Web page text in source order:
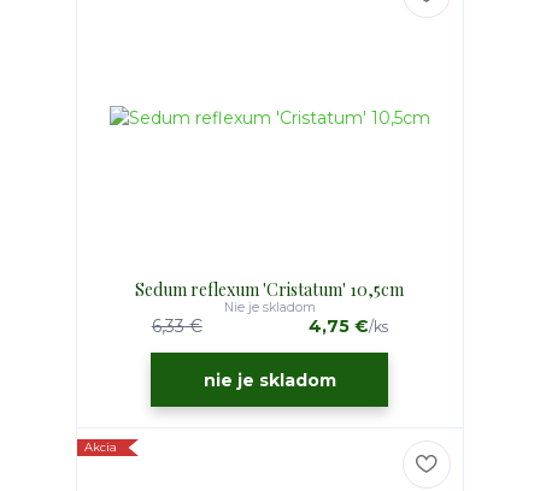
Sedum reflexum 'Cristatum' 10,5cm
6,33 € 4,75 €/ks
Nie je skladom
nie je skladom
Akcia